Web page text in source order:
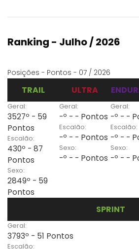
Ranking - Julho / 2026
Posições - Pontos - 07 / 2026
TRAIL
Geral:
3527º - 59
Pontos
Escalão:
430º - 87
Pontos
Sexo:
2849º - 59
Pontos
ULTRA
Geral:
-º - - Pontos
Escalão:
-º - - Pontos
Sexo:
-º - - Pontos
Geral:
-º - -
Escalão:
-º - -
Sexo:
-º - -
SPRINT
Geral:
3793º - 51 Pontos
Escalão: